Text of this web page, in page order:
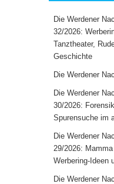
Die Werdener
32/2026:
Tanztheater,
Geschichte
Die Werdener
Die Werdener
30/2026:
Spurensuche im
Die Werdener
29/2026:
Werbering-Ideen
Die Werdener